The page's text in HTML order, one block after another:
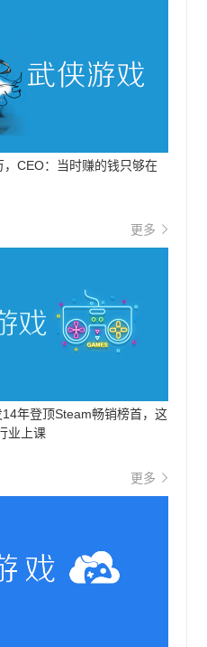
CEO：当时赚的钱只够在
更多
年登顶Steam畅销榜首，这
业上课
更多